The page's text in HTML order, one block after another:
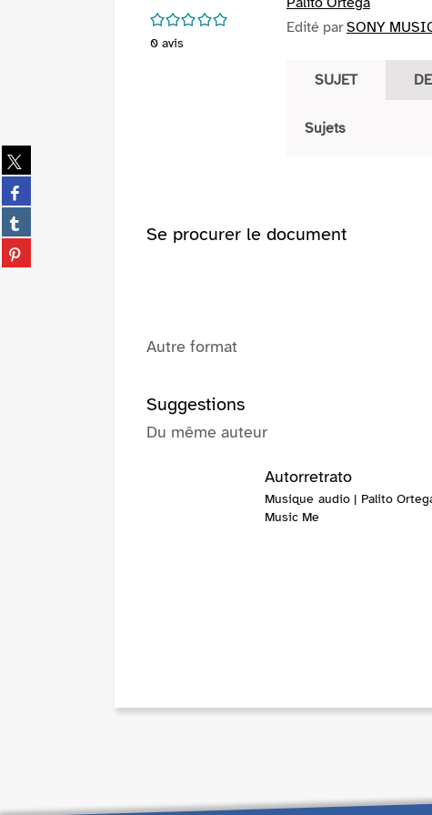
Partager
sur
twitter
(Nouvelle
fenêtre)
Partager
sur
facebook
(Nouvelle
fenêtre)
Partager
sur
tumblr
Partager
sur
/5
0 avis
Edité parSONY
SUJET
Sujets
Se procurer le document
Autre format
Suggestions
Du même auteur
Autorretrato
Musique audio | Palito
Music Me